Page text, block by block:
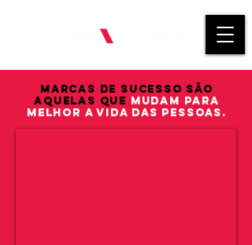
marcas de sucesso são
aquelas que mudam para
melhor a vida das pessoas.